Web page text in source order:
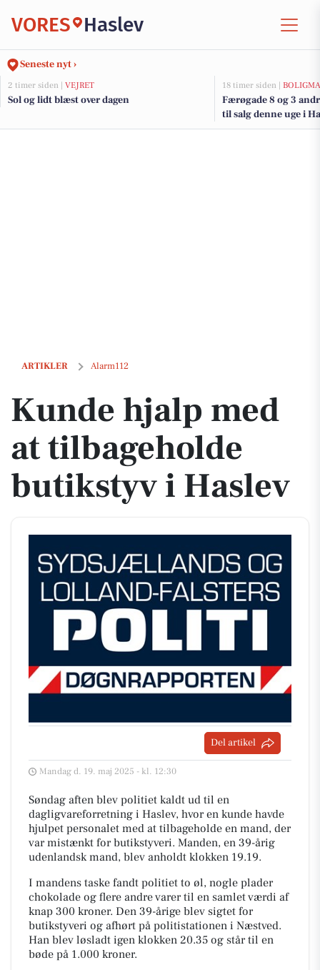
VORES Haslev
Seneste nyt ›
2 timer siden | VEJRET
Sol og lidt blæst over dagen
18 timer siden |
Færøgade 8 og 3
til salg denne uge i
ARTIKLER Alarm112
Kunde hjalp med at tilbageholde butikstyv i Haslev
Kunde hjalp med
at tilbageholde
butikstyv i Haslev
Del artikel
Mandag d. 19. maj 2025 - kl. 12:30
Søndag aften blev politiet kaldt ud til en
dagligvareforretning i Haslev, hvor en kunde havde
hjulpet personalet med at tilbageholde en mand, der
var mistænkt for butikstyveri. Manden, en 39-årig
udenlandsk mand, blev anholdt klokken 19.19.
I mandens taske fandt politiet to øl, nogle plader
chokolade og flere andre varer til en samlet værdi af
knap 300 kroner. Den 39-årige blev sigtet for
butikstyveri og afhørt på politistationen i Næstved.
Han blev løsladt igen klokken 20.35 og står til en
bøde på 1.000 kroner.